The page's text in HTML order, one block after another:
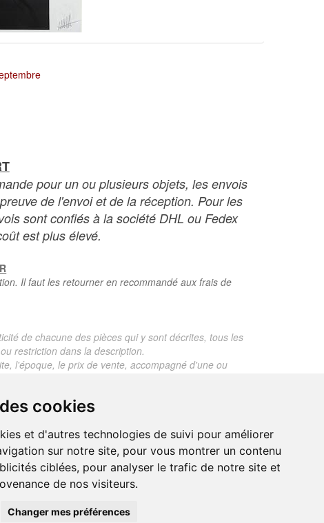
cookies
et d'autres technologies de suivi pour améliorer
sur notre site, pour vous montrer un contenu
ciblées, pour analyser le trafic de notre site et
de nos visiteurs.
Changer mes préférences
pour un ou plusieurs objets, les envois
de l'envoi et de la réception. Pour les
sont confiés à la société DHL ou Fedex
est plus élevé.
Il faut les retourner en recommandé aux frais de
de chacune des pièces qui y sont décrites, tous les
restriction dans la description.
l'époque, le prix de vente, accompagné d'une ou
objet dont le prix est supérieur à 130 euros. En
ne fais aucun rapport d'expertise pour les objets
EUROS